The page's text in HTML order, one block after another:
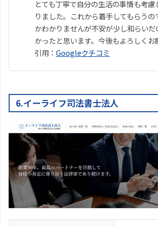
とても丁寧で自分の生活の事情も考
りました。これから着手してもらうの
かわかりませんが不安が少し和らいだ
かったと思います。今後もよろしくお
引用： Googleクチコミ
6.イーライフ司法書士法人